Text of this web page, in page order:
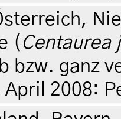
( Centaurea
bzw. ganz
April 2008: